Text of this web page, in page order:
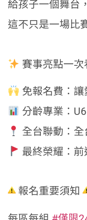
給孩子一個舞台
這不只是一場比
賽事亮點一次
免報名費：讓
分齡專業：
全台聯動：全
最終榮耀：前
報名重要須知